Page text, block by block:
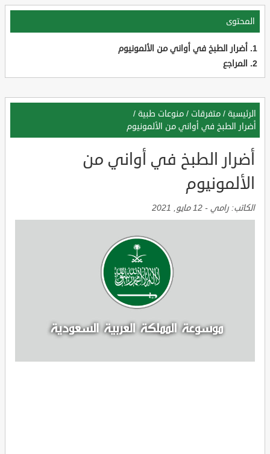
المحتوى
أضرار الطبخ في أواني من الألمونيوم
المراجع
الرئيسية / متفرقات / منوعات طبية /
أضرار الطبخ في أواني من الألمونيوم
أضرار الطبخ في أواني من
الألمونيوم
الكاتب: رامي - 12 مايو, 2021